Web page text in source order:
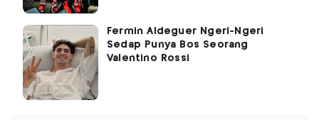
Fermin Aldeguer Ngeri-Ngeri
Sedap Punya Bos Seorang
Valentino Rossi